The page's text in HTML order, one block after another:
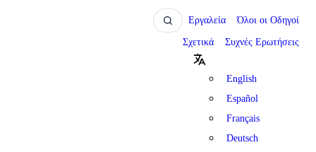
Εργαλεία Όλοι οι Οδηγοί
Σχετικά Συχνές Ερωτήσεις
English
Español
Français
Deutsch